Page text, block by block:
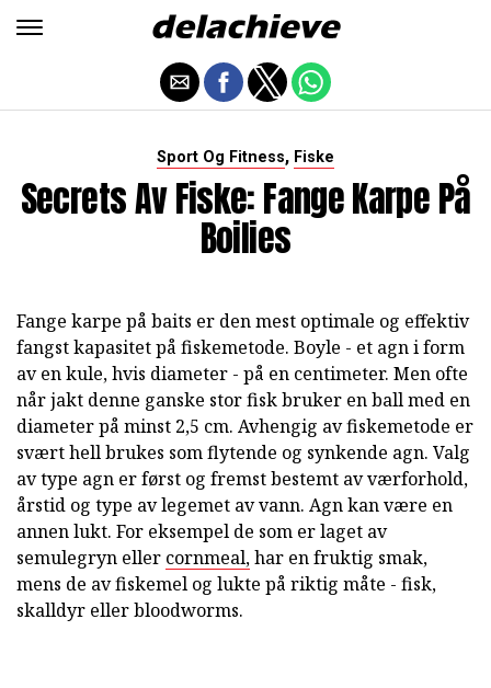
Sport Og Fitness, Fiske
Secrets Av Fiske: Fange Karpe På
Boilies
Fange karpe på baits er den mest optimale og effektiv
fangst kapasitet på fiskemetode. Boyle - et agn i form
av en kule, hvis diameter - på en centimeter. Men ofte
når jakt denne ganske stor fisk bruker en ball med en
diameter på minst 2,5 cm. Avhengig av fiskemetode er
svært hell brukes som flytende og synkende agn. Valg
av type agn er først og fremst bestemt av værforhold,
årstid og type av legemet av vann. Agn kan være en
annen lukt. For eksempel de som er laget av
semulegryn eller cornmeal,har en fruktig smak,
mens de av fiskemel og lukte på riktig måte - fisk,
skalldyr eller bloodworms.